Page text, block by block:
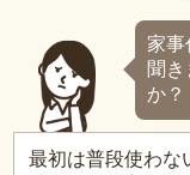
家事
聞
か？
最初は普段使わな